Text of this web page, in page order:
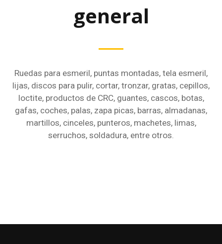
general
Ruedas para esmeril, puntas montadas, tela esmeril,
lijas, discos para pulir, cortar, tronzar, gratas, cepillos,
loctite, productos de CRC, guantes, cascos, botas,
gafas, coches, palas, zapa picas, barras, almadanas,
martillos, cinceles, punteros, machetes, limas,
serruchos, soldadura, entre otros.